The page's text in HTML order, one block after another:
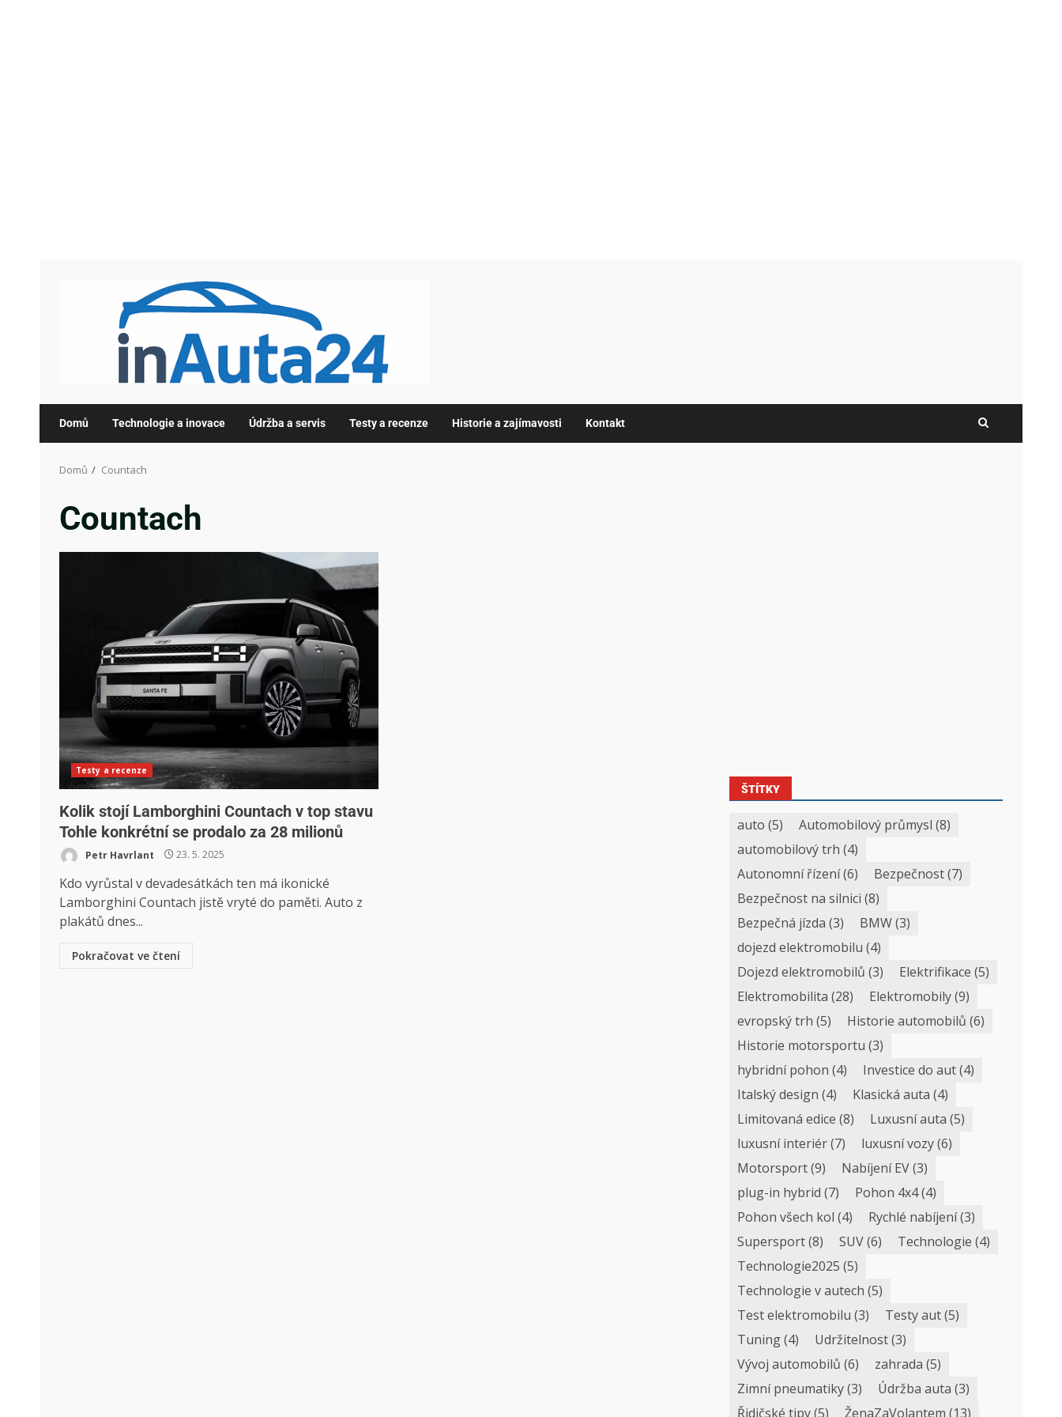
Domů Technologie a inovace Údržba a servis Testy a recenze Historie a zajímavosti Kontakt
Domů Countach
Countach
Testy a recenze
Kolik stojí Lamborghini Countach v top stavu
Tohle konkrétní se prodalo za 28 milionů
Petr Havrlant 23. 5. 2025
Kdo vyrůstal v devadesátkách ten má ikonické
Lamborghini Countach jistě vryté do paměti. Auto z
plakátů dnes...
Pokračovat ve čtení
ŠTÍTKY
auto (5) Automobilový průmysl (8)
automobilový trh (4)
Autonomní řízení(6) Bezpečnost(7)
Bezpečnost na silnici (8)
Bezpečná jízda (3) BMW(3)
dojezd elektromobilu (4)
Dojezd elektromobilů (3) Elektrifikace (5)
Elektromobilita (28) Elektromobily(9)
evropský trh (5) Historie automobilů (6)
Historie motorsportu (3)
hybridní pohon (4) Investice do aut(4)
Italský design (4) Klasická auta (4)
Limitovaná edice (8) Luxusní auta (5)
luxusní interiér(7) luxusní vozy(6)
Motorsport(9) Nabíjení EV(3)
plug-in hybrid (7) Pohon 4x4(4)
Pohon všech kol (4) Rychlé nabíjení(3)
Supersport(8) SUV(6) Technologie (4)
Technologie2025 (5)
Technologie v autech (5)
Test elektromobilu (3) Testy aut(5)
Tuning(4) Udržitelnost(3)
Vývoj automobilů (6) zahrada (5)
Zimní pneumatiky(3) Údržba auta (3)
Řidičské tipy(5) ŽenaZaVolantem (13)